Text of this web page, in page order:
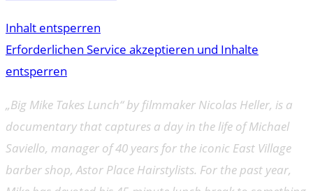
Inhalt entsperren
Erforderlichen Service akzeptieren und Inhalte
entsperren
„Big Mike Takes Lunch“ by filmmaker Nicolas Heller, is a
documentary that captures a day in the life of Michael
Saviello, manager of 40 years for the iconic East Village
barber shop, Astor Place Hairstylists. For the past year,